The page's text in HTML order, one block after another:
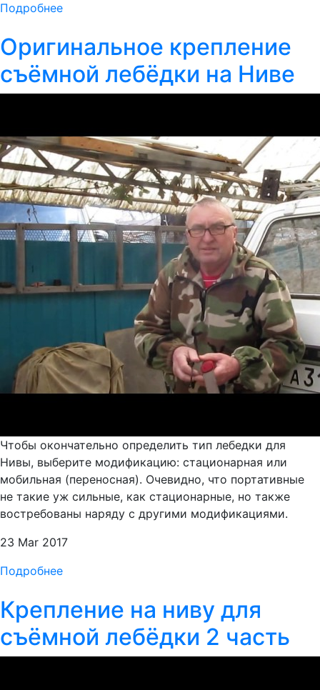
Подробнее
Оригинальное крепление
съёмной лебёдки на Ниве
Чтобы окончательно определить тип лебедки для
Нивы, выберите модификацию: стационарная или
мобильная (переносная). Очевидно, что портативные
не такие уж сильные, как стационарные, но также
востребованы наряду с другими модификациями.
23 Mar 2017
Подробнее
Крепление на ниву для
съёмной лебёдки 2 часть